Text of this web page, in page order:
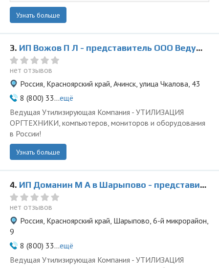
Узнать больше
3. ИП Вожов П Л - представитель ООО Ведущая Утилизирующая Компания
нет отзывов
Россия, Красноярский край, Ачинск, улица Чкалова, 43
8 (800) 33...ещё
Ведущая Утилизирующая Компания - УТИЛИЗАЦИЯ
ОРГТЕХНИКИ, компьютеров, мониторов и оборудования
в России!
Узнать больше
4. ИП Доманин М А в Шарыпово - представитель ООО Ведущая Утилизирующая Компания
нет отзывов
Россия, Красноярский край, Шарыпово, 6-й микрорайон,
9
8 (800) 33...ещё
Ведущая Утилизирующая Компания - УТИЛИЗАЦИЯ